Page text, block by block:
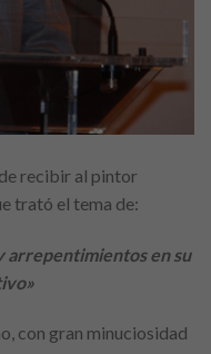
recibir al pintor
trató el tema de:
arrepentimientos en su
con gran minuciosidad